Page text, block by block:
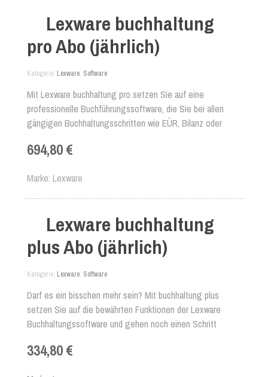
Lexware buchhaltung
pro Abo (jährlich)
Kategorie Lexware, Software
Mit Lexware buchhaltung pro setzen Sie auf eine
professionelle Buchführungssoftware, die Sie bei allen
gängigen Buchhaltungsschritten wie EÜR, Bilanz oder
Buchhaltungsprogramm mehrere Firmen und arbeiten Sie
drei Arbeitsplätze inklusive!
694,80 €
Marke Lexware
Lexware buchhaltung
plus Abo (jährlich)
Kategorie Lexware, Software
Darf es ein bisschen mehr sein? Mit buchhaltung plus
setzen Sie auf die bewährten Funktionen der Lexware
Buchhaltungssoftware und gehen noch einen Schritt
Profitieren Sie zusätzlich von vielen Extras, wie der
334,80 €